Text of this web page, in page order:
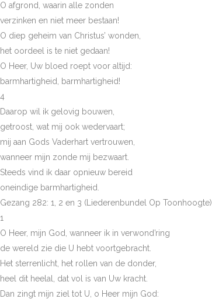
O afgrond, waarin alle zonden
verzinken en niet meer bestaan!
O diep geheim van Christus’ wonden,
het oordeel is te niet gedaan!
O Heer, Uw bloed roept voor altijd:
barmhartigheid, barmhartigheid!
4
Daarop wil ik gelovig bouwen,
getroost, wat mij ook wedervaart;
mij aan Gods Vaderhart vertrouwen,
wanneer mijn zonde mij bezwaart.
Steeds vind ik daar opnieuw bereid
oneindige barmhartigheid.
Gezang 282: 1, 2 en 3 (Liederenbundel Op Toonhoogte)
1
O Heer, mijn God, wanneer ik in verwond’ring
de wereld zie die U hebt voortgebracht.
Het sterrenlicht, het rollen van de donder,
heel dit heelal, dat vol is van Uw kracht.
Dan zingt mijn ziel tot U, o Heer mijn God: